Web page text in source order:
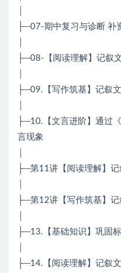
├─07-期中复习与诊断 补
├─08-【阅读理解】记叙
├─09.【写作筑基】记叙
├─10.【文言进阶】通过
言现象
├─第11讲【阅读理解】
├─第12讲【写作筑基】
├─13.【基础知识】巩固
├─14.【阅读理解】记叙